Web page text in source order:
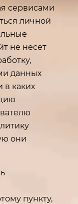
сервисами
личной
не несет
данных
в каких
они
пункту,